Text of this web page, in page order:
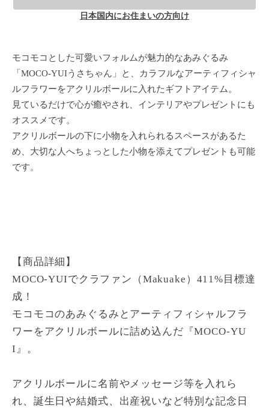
日本国内にお住まいの方向け
モコモコとした可愛いフォルムが魅力的なあみぐるみ
「MOCO-YUIうさちゃん」と、カラフルなアーティフィシャ
ルフラワーをアクリルボールに入れたギフトアイテム。
見ているだけで心が癒やされ、インテリアやプレゼントにも
オススメです。
アクリルボールの下に小物を入れられるスペースがあるた
め、大切な人へちょっとした小物を添えてプレゼントも可能
です。
【商品詳細】
MOCO-YUIでクラファン（Makuake）411%目標達
成！
モコモコのあみぐるみとアーティフィシャルフラ
ワーをアクリルボールに詰め込んだ『MOCO-YU
I』。
アクリルボールに名前やメッセージ等を入れら
れ、誕生日や結婚式、出産祝いなど特別な記念日